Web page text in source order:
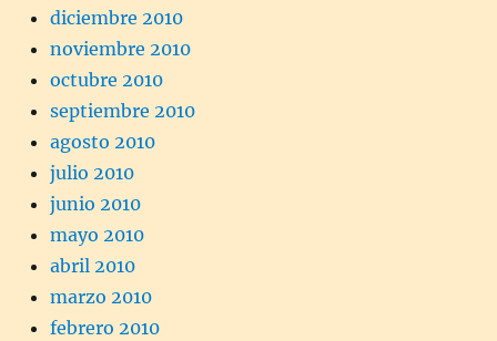
diciembre 2010
noviembre 2010
octubre 2010
septiembre 2010
agosto 2010
julio 2010
junio 2010
mayo 2010
abril 2010
marzo 2010
febrero 2010